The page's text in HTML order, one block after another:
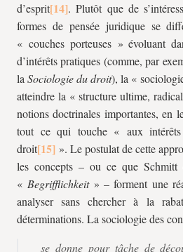
d’esprit
. Plutôt que de
formes de pensée juridique se
« couches porteuses » évoluant
d’intérêts pratiques (comme, par
la Sociologie du droit), la «
atteindre la « structure ultime,
notions doctrinales importantes, en
tout ce qui touche « aux
droit
». Le postulat de cette
les concepts – ou ce que Schmitt
« Begrifflichkeit» – forment une
analyser sans chercher à la
déterminations. La sociologie des
se donne pour tâche de